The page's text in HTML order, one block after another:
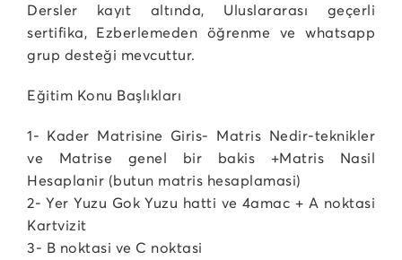
Dersler kayıt altında, Uluslararası geçerli
sertifika, Ezberlemeden öğrenme ve whatsapp
grup desteği mevcuttur.
Eğitim Konu Başlıkları
1- Kader Matrisine Giris- Matris Nedir-teknikler
ve Matrise genel bir bakis +Matris Nasil
Hesaplanir (butun matris hesaplamasi)
2- Yer Yuzu Gok Yuzu hatti ve 4amac + A noktasi
Kartvizit
3- B noktasi ve C noktasi